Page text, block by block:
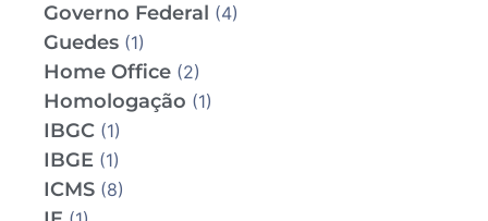
Governo Federal (4)
Guedes (1)
Home Office (2)
Homologação (1)
IBGC (1)
IBGE (1)
ICMS (8)